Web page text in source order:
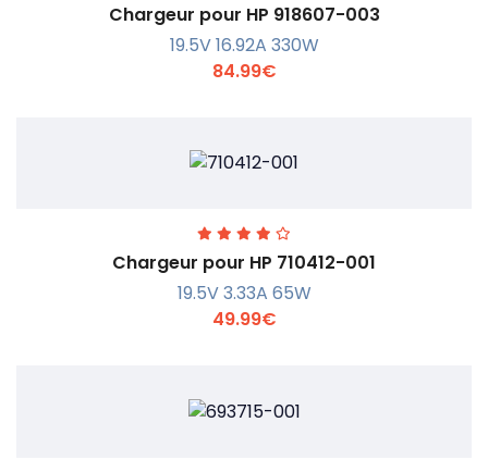
En savoir +
Chargeur pour HP 918607-003
19.5V 16.92A 330W
84.99€
En savoir +
Chargeur pour HP 710412-001
19.5V 3.33A 65W
49.99€